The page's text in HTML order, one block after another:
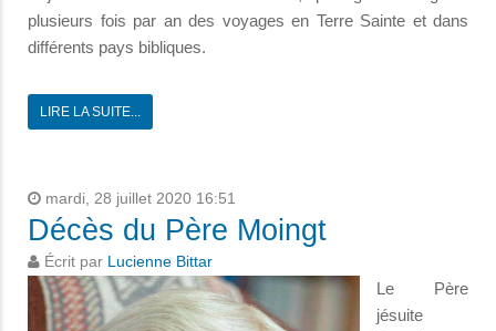
plusieurs fois par an des voyages en Terre Sainte et dans
différents pays bibliques.
LIRE LA SUITE...
mardi, 28 juillet 2020 16:51
Décès du Père Moingt
Écrit par Lucienne Bittar
Le Père
jésuite